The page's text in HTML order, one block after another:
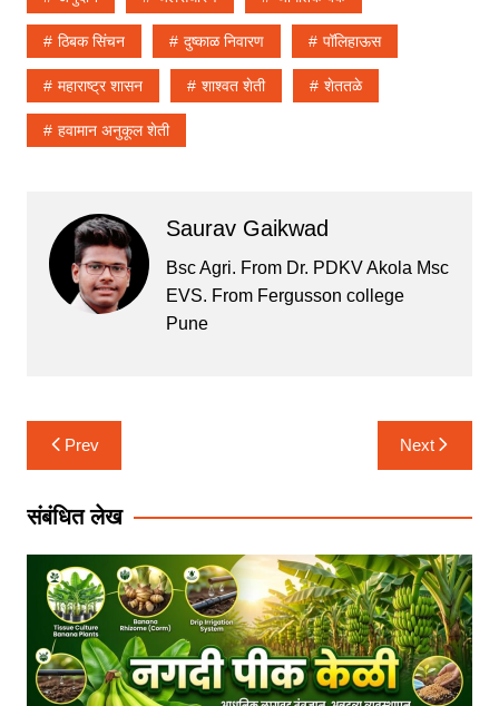
A
p
p
b
o
o
k
ठिबक सिंचन दुष्काळ निवारण पॉलिहाऊस
महाराष्ट्र शासन शाश्वत शेती शेततळे
हवामान अनुकूल शेती
Saurav Gaikwad
Bsc Agri. From Dr. PDKV Akola Msc
EVS. From Fergusson college
Pune
Post
navigation
Prev Next
संबंधित लेख